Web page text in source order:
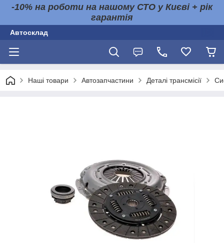
-10% на роботи на нашому СТО у Києві + рік
гарантія
Автосклад
Наші товари Автозапчастини Деталі трансмісії